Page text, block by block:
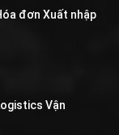
đơn Xuất nhập
Vận